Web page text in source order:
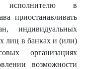
исполнителю в
приостанавливать
индивидуальных
лиц в банках и (или)
организациях
возможности